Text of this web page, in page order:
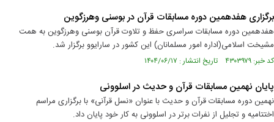
برگزاری هفدهمین دوره مسابقات قرآن در بوسنی وهرزگوین
هفدهمین دوره مسابقات سراسری حفظ و تلاوت قرآن بوسنی وهرزگوین به همت
مشیخت اسلامی(اداره امور مسلمانان) این کشور در سارایوو برگزار شد.
کد خبر: ۴۳۰۳۹۷۹ تاریخ انتشار : ۱۴۰۴/۰۶/۱۷
پایان نهمین مسابقات قرآن و حدیث در اسلوونی
نهمین دوره مسابقات قرآن و حدیث با عنوان «نسل قرآنی» با برگزاری مراسم
اختتامیه و تجلیل از نفرات برتر در اسلوونی به کار خود پایان داد.